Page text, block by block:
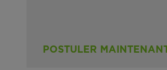
POSTULER